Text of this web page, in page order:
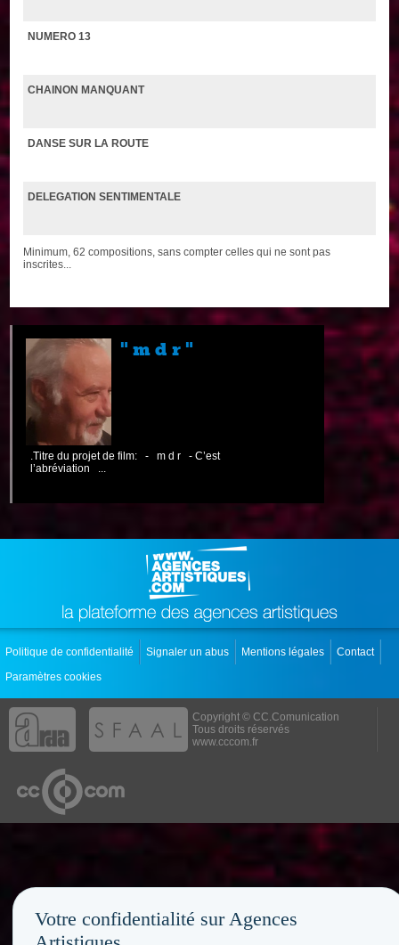
NUMERO 13
CHAINON MANQUANT
DANSE SUR LA ROUTE
DELEGATION SENTIMENTALE
Minimum, 62 compositions, sans compter celles qui ne sont pas
inscrites...
" m d r "
.Titre du projet de film: - m d r - C’est
l’abréviation ...
Politique de confidentialité Signaler un abus Mentions légales
Contact
Paramètres cookies
Copyright © CC.Comunication
Tous droits réservés
www.cccom.fr
Votre confidentialité sur Agences